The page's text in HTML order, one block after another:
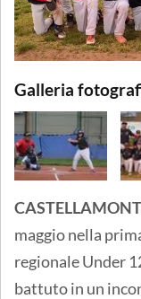
Galleria
maggio nella
regionale Under
battuto in un